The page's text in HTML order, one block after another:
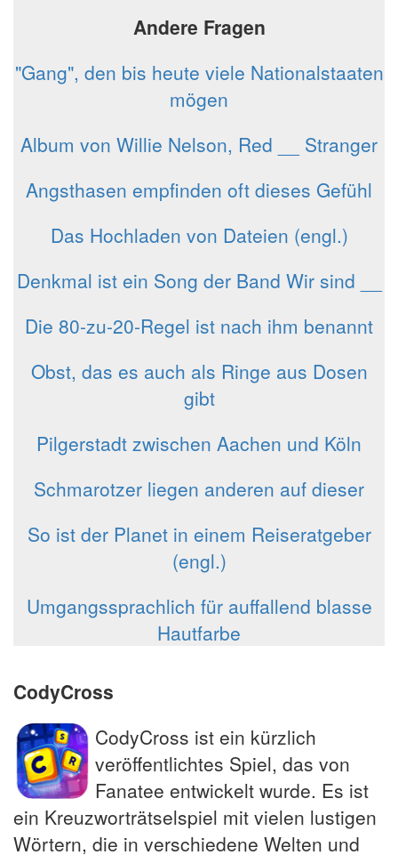
Andere Fragen
"Gang", den bis heute viele Nationalstaaten
mögen
Album von Willie Nelson, Red __ Stranger
Angsthasen empfinden oft dieses Gefühl
Das Hochladen von Dateien (engl.)
Denkmal ist ein Song der Band Wir sind __
Die 80-zu-20-Regel ist nach ihm benannt
Obst, das es auch als Ringe aus Dosen
gibt
Pilgerstadt zwischen Aachen und Köln
Schmarotzer liegen anderen auf dieser
So ist der Planet in einem Reiseratgeber
(engl.)
Umgangssprachlich für auffallend blasse
Hautfarbe
CodyCross
CodyCross ist ein kürzlich
veröffentlichtes Spiel, das von
Fanatee entwickelt wurde. Es ist
ein Kreuzworträtselspiel mit vielen lustigen
Wörtern, die in verschiedene Welten und